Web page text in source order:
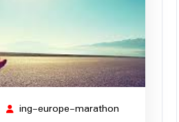
01
ing-europe-marathon